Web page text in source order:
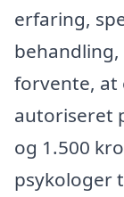
erfaring,
behandling,
forvente, at
autoriseret
og 1.500
psykologer